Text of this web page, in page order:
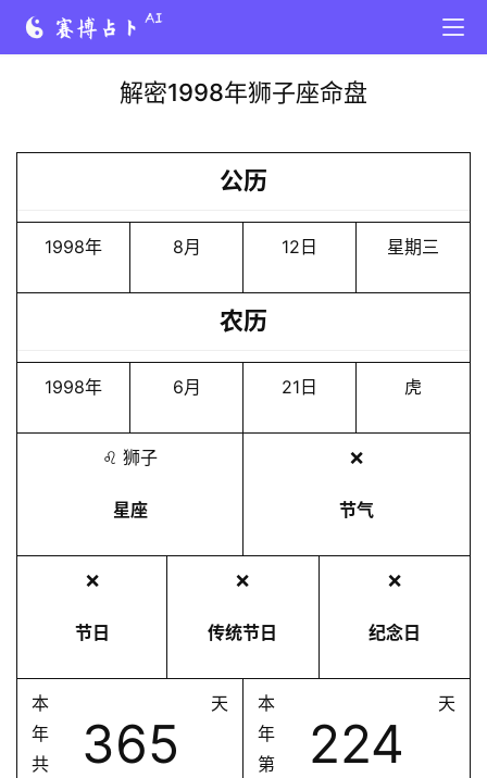
解密1998年狮子座命盘
公历
1998年 8月 12日 星期三
农历
1998年 6月 21日 虎
♌️ 狮子
星座
❌
节气
❌
节日
❌
传统节日
❌
纪念日
本
年
共
365
天
本
年
第
224
天